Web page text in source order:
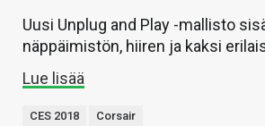
Uusi Unplug and Play -mallisto
näppäimistön, hiiren ja kaksi
Lue lisää
CES 2018 Corsair